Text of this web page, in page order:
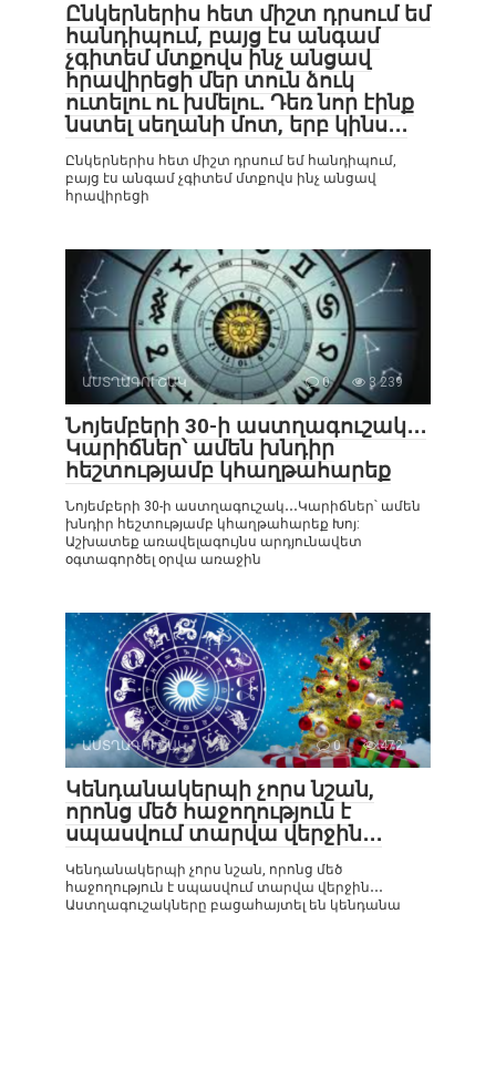
Ընկերներիս հետ միշտ դրսում եմ
հանդիպում, բայց էս անգամ
չգիտեմ մտքովս ինչ անցավ
հրավիրեցի մեր տուն ձուկ
ուտելու ու խմելու․ Դեռ նոր էինք
նստել սեղանի մոտ, երբ կինս․․․
Ընկերներիս հետ միշտ դրսում եմ հանդիպում,
բայց էս անգամ չգիտեմ մտքովս ինչ անցավ
հրավիրեցի
ԱՍՏՂԱԳՈՒՇԱԿ 0 3 239
Նոյեմբերի 30-ի աստղագուշակ․․․
Կարիճներ՝ ամեն խնդիր
հեշտությամբ կհաղթահարեք
Նոյեմբերի 30-ի աստղագուշակ․․․Կարիճներ՝ ամեն
խնդիր հեշտությամբ կհաղթահարեք Խոյ:
Աշխատեք առավելագույնս արդյունավետ
օգտագործել օրվա առաջին
ԱՍՏՂԱԳՈՒՇԱԿ 0 472
Կենդանակերպի չորս նշան,
որոնց մեծ հաջողություն է
սպասվում տարվա վերջին․․․
Կենդանակերպի չորս նշան, որոնց մեծ
հաջողություն է սպասվում տարվա վերջին․․․
Աստղագուշակները բացահայտել են կենդանա